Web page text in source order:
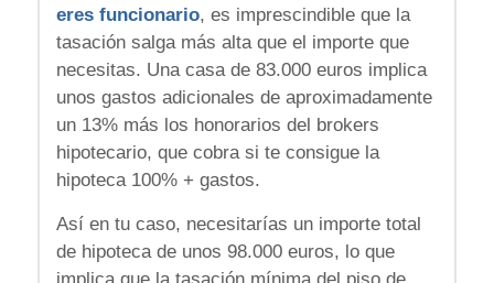
eres funcionario, es imprescindible que la
tasación salga más alta que el importe que
necesitas. Una casa de 83.000 euros implica
unos gastos adicionales de aproximadamente
un 13% más los honorarios del brokers
hipotecario, que cobra si te consigue la
hipoteca 100% + gastos.
Así en tu caso, necesitarías un importe total
de hipoteca de unos 98.000 euros, lo que
implica que la tasación mínima del piso de